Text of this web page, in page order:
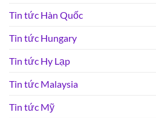
Tin tức Hàn Quốc
Tin tức Hungary
Tin tức Hy Lạp
Tin tức Malaysia
Tin tức Mỹ